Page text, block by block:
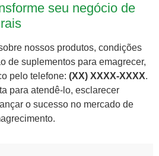
seu negócio de
nossos produtos, condições
de suplementos para emagrecer,
pelo telefone: (XX) XXXX-XXXX.
para atendê-lo, esclarecer
o sucesso no mercado de